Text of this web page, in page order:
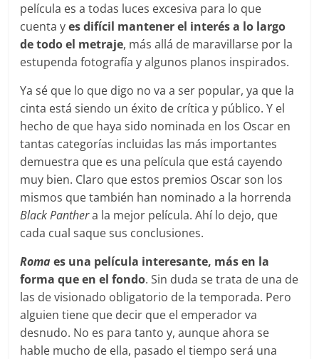
película es a todas luces excesiva para lo que
cuenta yes difícil mantener el interés a lo largo
de todo el metraje, más allá de maravillarse por la
estupenda fotografía y algunos planos inspirados.
Ya sé que lo que digo no va a ser popular, ya que la
cinta está siendo un éxito de crítica y público. Y el
hecho de que haya sido nominada en los Oscar en
tantas categorías incluidas las más importantes
demuestra que es una película que está cayendo
muy bien. Claro que estos premios Oscar son los
mismos que también han nominado a la horrenda
Black Panthera la mejor película. Ahí lo dejo, que
cada cual saque sus conclusiones.
Romaes una película interesante, más en la
forma que en el fondo. Sin duda se trata de una de
las de visionado obligatorio de la temporada. Pero
alguien tiene que decir que el emperador va
desnudo. No es para tanto y, aunque ahora se
hable mucho de ella, pasado el tiempo será una